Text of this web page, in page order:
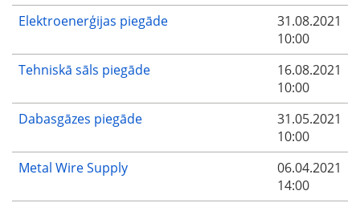
Elektroenerģijas piegāde
31.08.2021
10:00
Tehniskā sāls piegāde
16.08.2021
10:00
Dabasgāzes piegāde
31.05.2021
10:00
Metal Wire Supply
06.04.2021
14:00